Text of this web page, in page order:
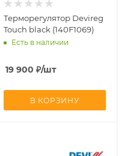
Терморегулятор Devireg
Touch black (140F1069)
Есть в наличии
19 900 ₽/шт
В КОРЗИНУ